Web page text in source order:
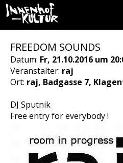
FREEDOM SOUNDS
Datum: Fr, 21.10.2016 um
Veranstalter: raj
Ort: raj, Badgasse 7,
DJ Sputnik
Free entry for everybody !